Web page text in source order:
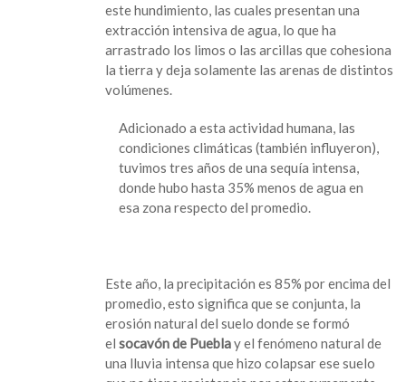
este hundimiento, las cuales presentan una
extracción intensiva de agua, lo que ha
arrastrado los limos o las arcillas que cohesiona
la tierra y deja solamente las arenas de distintos
volúmenes.
Adicionado a esta actividad humana, las
condiciones climáticas (también influyeron),
tuvimos tres años de una sequía intensa,
donde hubo hasta 35% menos de agua en
esa zona respecto del promedio.
Este año, la precipitación es 85% por encima del
promedio, esto significa que se conjunta, la
erosión natural del suelo donde se formó
elsocavón de Pueblay el fenómeno natural de
una lluvia intensa que hizo colapsar ese suelo